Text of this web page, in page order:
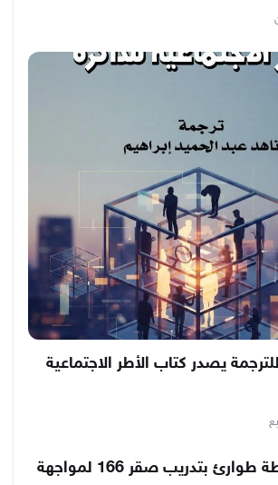
يصدر كتاب الأطر الاجتماعية
القاهرة تجهز خطة طوارئ بتدريب صقر 166 لمواجهة